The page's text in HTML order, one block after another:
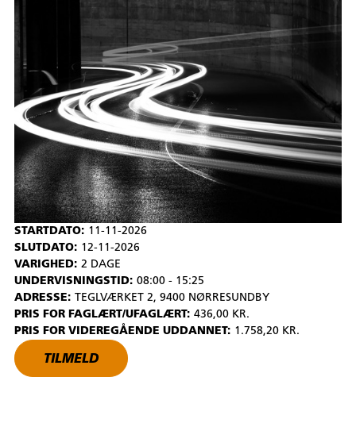
STARTDATO: 11-11-2026
SLUTDATO: 12-11-2026
VARIGHED: 2 DAGE
UNDERVISNINGSTID: 08:00 - 15:25
ADRESSE: TEGLVÆRKET 2, 9400 NØRRESUNDBY
PRIS FOR FAGLÆRT/UFAGLÆRT: 436,00 KR.
PRIS FOR VIDEREGÅENDE UDDANNET: 1.758,20 KR.
TILMELD